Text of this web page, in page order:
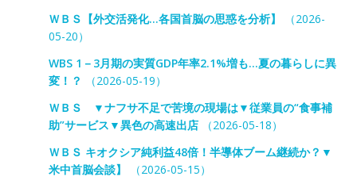
ＷＢＳ【外交活発化…各国首脳の思惑を分析】
（2026-
05-20）
WBS 1－3月期の実質GDP年率2.1%増も…夏の暮らしに異
変！？
（2026-05-19）
ＷＢＳ ▼ナフサ不足で苦境の現場は▼従業員の“食事補
助”サービス▼異色の高速出店（2026-05-18）
ＷＢＳ キオクシア純利益48倍！半導体ブーム継続か？▼
米中首脳会談】
（2026-05-15）